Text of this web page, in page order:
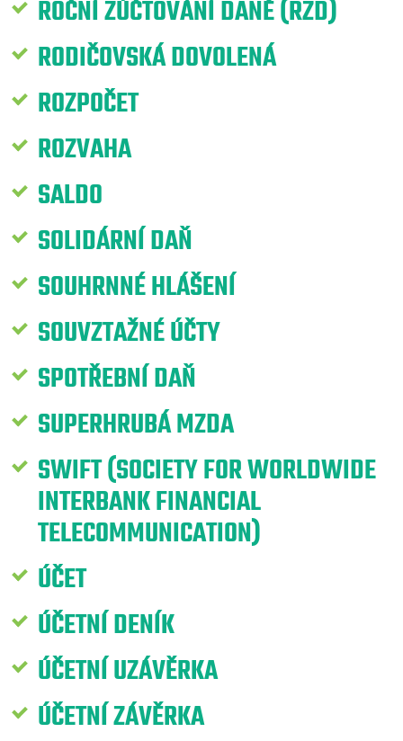
ROČNÍ ZÚČTOVÁNÍ DANĚ (RZD)
RODIČOVSKÁ DOVOLENÁ
ROZPOČET
ROZVAHA
SALDO
SOLIDÁRNÍ DAŇ
SOUHRNNÉ HLÁŠENÍ
SOUVZTAŽNÉ ÚČTY
SPOTŘEBNÍ DAŇ
SUPERHRUBÁ MZDA
SWIFT (SOCIETY FOR WORLDWIDE
INTERBANK FINANCIAL
TELECOMMUNICATION)
ÚČET
ÚČETNÍ DENÍK
ÚČETNÍ UZÁVĚRKA
ÚČETNÍ ZÁVĚRKA